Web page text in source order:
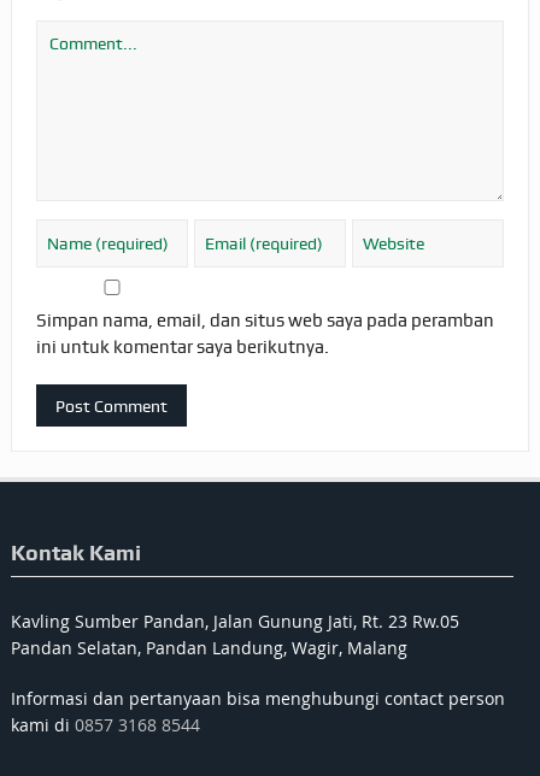
Simpan nama, email, dan situs web saya pada peramban
ini untuk komentar saya berikutnya.
Kontak Kami
Kavling Sumber Pandan, Jalan Gunung Jati, Rt. 23 Rw.05
Pandan Selatan, Pandan Landung, Wagir, Malang
Informasi dan pertanyaan bisa menghubungi contact person
kami di 0857 3168 8544